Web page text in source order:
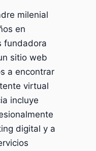
milenial
en
fundadora
sitio web
a encontrar
virtual
incluye
digital y a